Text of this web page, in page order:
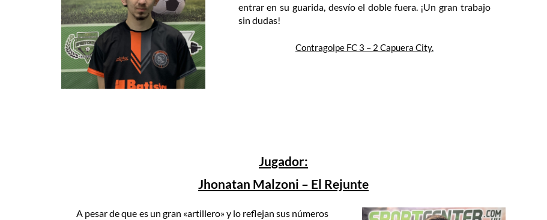
entrar en su guarida, desvío el doble fuera. ¡Un gran trabajo
sin dudas!
Contragolpe FC 3 – 2 Capuera City.
Jugador:
Jhonatan Malzoni – El Rejunte
A pesar de que es un gran «artillero» y lo reflejan sus números